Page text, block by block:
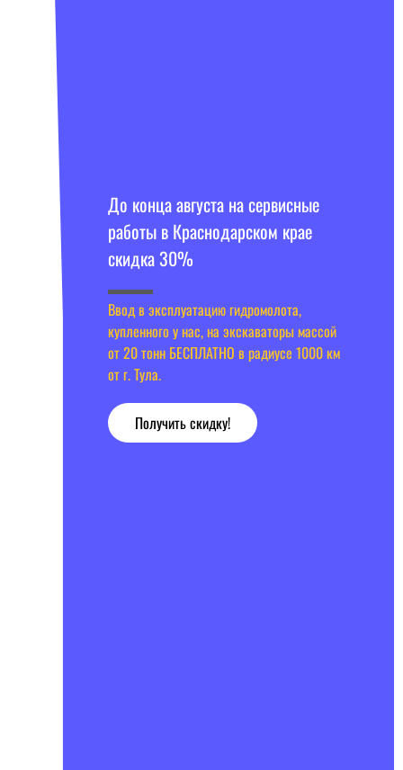
До конца августа на сервисные
работы в Краснодарском крае
скидка 30%
Ввод в эксплуатацию гидромолота,
купленного у нас, на экскаваторы массой
от 20 тонн БЕСПЛАТНО в радиусе 1000 км
от г. Тула.
Получить скидку!